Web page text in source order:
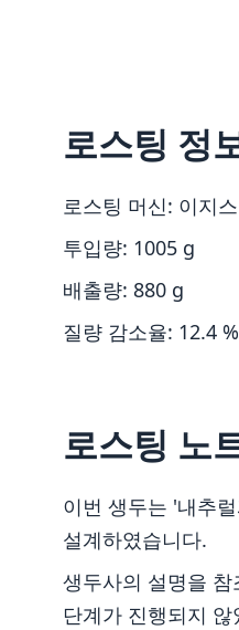
로스팅 정
로스팅 머신: 이지
투입량: 1005 g
배출량: 880 g
질량 감소율: 12.4 %
로스팅 노
이번 생두는 '내추
설계하였습니다.
생두사의 설명을
단계가 진행되지